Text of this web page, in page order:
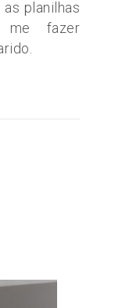
planilhas
me fazer